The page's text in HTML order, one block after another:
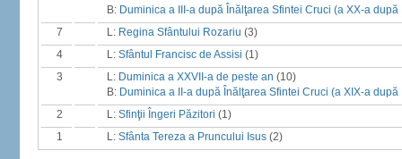
B: Duminica a III-a după Înălţarea Sfintei Cruci (a XX-a
7
L: Regina Sfântului Rozariu (3)
4
L: Sfântul Francisc de Assisi (1)
3
L: Duminica a XXVII-a de peste an (10)
B: Duminica a II-a după Înălţarea Sfintei Cruci (a XIX-a
2
L: Sfinţii Îngeri Păzitori (1)
1
L: Sfânta Tereza a Pruncului Isus (2)